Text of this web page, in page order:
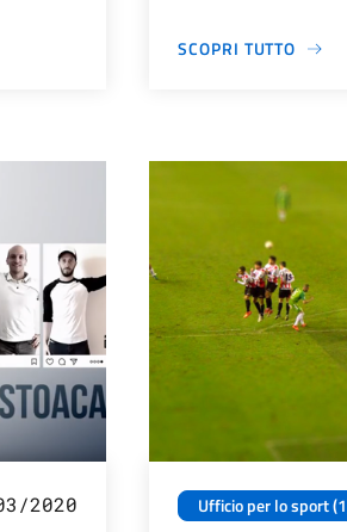
SCOPRI TUTTO
2020 Ufficio per lo sport